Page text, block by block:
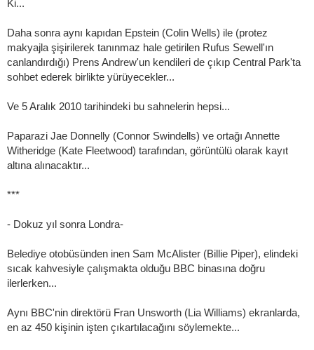
Ki...
Daha sonra aynı kapıdan Epstein (Colin Wells) ile (protez
makyajla şişirilerek tanınmaz hale getirilen Rufus Sewell'ın
canlandırdığı) Prens Andrew'un kendileri de çıkıp Central Park'ta
sohbet ederek birlikte yürüyecekler...
Ve 5 Aralık 2010 tarihindeki bu sahnelerin hepsi...
Paparazi Jae Donnelly (Connor Swindells) ve ortağı Annette
Witheridge (Kate Fleetwood) tarafından, görüntülü olarak kayıt
altına alınacaktır...
***
- Dokuz yıl sonra Londra-
Belediye otobüsünden inen Sam McAlister (Billie Piper), elindeki
sıcak kahvesiyle çalışmakta olduğu BBC binasına doğru
ilerlerken...
Aynı BBC'nin direktörü Fran Unsworth (Lia Williams) ekranlarda,
en az 450 kişinin işten çıkartılacağını söylemekte...